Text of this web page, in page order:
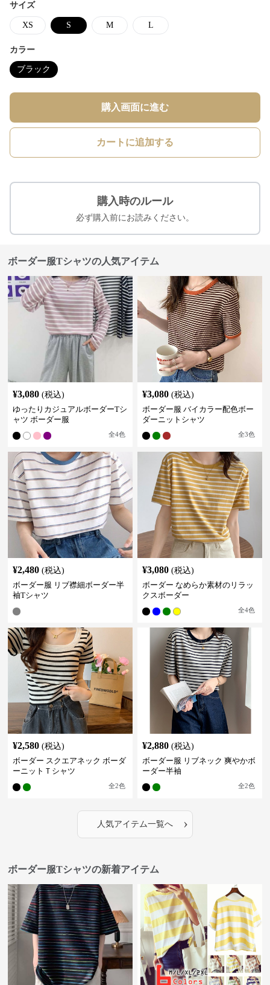
サイズ
XS S M L
カラー
ブラック
購入画面に進む
カートに追加する
購入時のルール
必ず購入前にお読みください。
ボーダー服Tシャツの人気アイテム
¥3,080 (税込)
ゆったりカジュアルボーダーTシ
ャツ ボーダー服
全4色
¥3,080 (税込)
ボーダー服 バイカラー配色ボー
ダーニットシャツ
全3色
¥2,480 (税込)
ボーダー服 リブ襟細ボーダー半
袖Tシャツ
¥3,080 (税込)
ボーダー なめらか素材のリラッ
クスボーダー
全4色
¥2,580 (税込)
ボーダー スクエアネック ボーダ
ーニットＴシャツ
全2色
¥2,880 (税込)
ボーダー服 リブネック 爽やかボ
ーダー半袖
全2色
人気アイテム一覧へ ›
ボーダー服Tシャツの新着アイテム